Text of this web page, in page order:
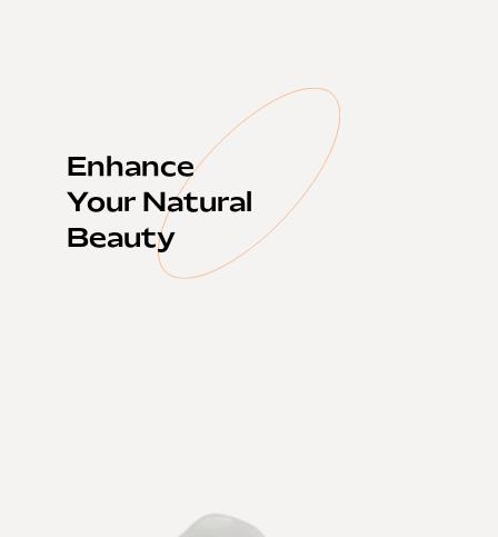
Enhance
Your Natural
Beauty